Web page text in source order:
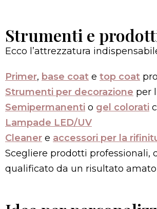
Strumenti e
Ecco l’attrezzatura
Primer, base coat e top coat
Strumenti per decorazione per
Semipermanenti o gel colorati
Lampade LED/UV
Cleaner e accessori per la
Scegliere prodotti professionali,
qualificato da un risultato